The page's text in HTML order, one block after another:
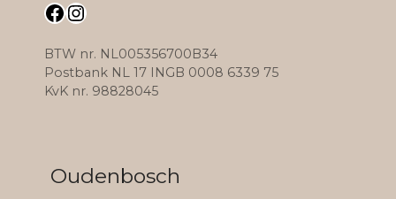
Facebook Instagram
BTW nr. NL005356700B34
Postbank NL 17 INGB 0008 6339 75
KvK nr. 98828045
Oudenbosch